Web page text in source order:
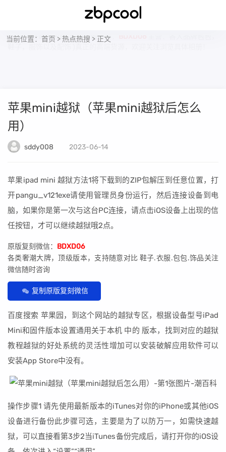
当前位置： 首页 >热点热搜 > 正文
BD潮库终端供应商(客服咨询微信：
苹果mini越狱（苹果mini越狱后怎么
用）
sddy008 2023-06-14
苹果ipad mini 越狱方法1将下载到的ZIP包解压到任意位置，打
开pangu_v121exe请使用管理员身份运行，然后连接设备到电
脑，如果你是第一次与这台PC连接，请点击iOS设备上出现的信
任按钮，才可以继续越狱哦2点。
原版复刻微信： BDXD06
各类奢潮大牌，顶级版本，支持随意对比 鞋子.衣服.包包.饰品关注
微信随时咨询
复制原版复刻微信
百度搜索 苹果园，到这个网站的越狱专区，根据设备型号iPad
Mini和固件版本设置通用关于本机 中的 版本，找到对应的越狱
教程越狱的好处系统的灵活性增加可以安装破解应用软件可以
安装App Store中没有。
操作步骤1 请先使用最新版本的iTunes对你的iPhone或其他iOS
设备进行备份此步骤可选，主要是为了以防万一，如需快速越
狱，可以直接看第3步2当iTunes备份完成后，请打开你的iOS设